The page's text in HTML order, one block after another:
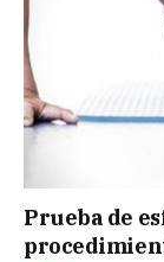
Prueba de